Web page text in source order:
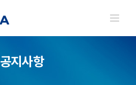
공지사항